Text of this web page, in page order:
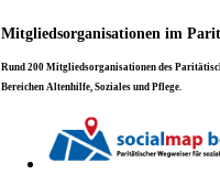
Mitgliedsorganisationen im
Rund 200 Mitgliedsorganisationen des
Bereichen Altenhilfe, Soziales und Pflege.